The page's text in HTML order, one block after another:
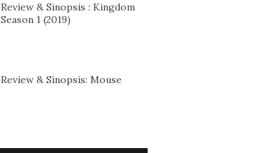
Review & Sinopsis : Kingdom
Season 1 (2019)
Review & Sinopsis: Mouse